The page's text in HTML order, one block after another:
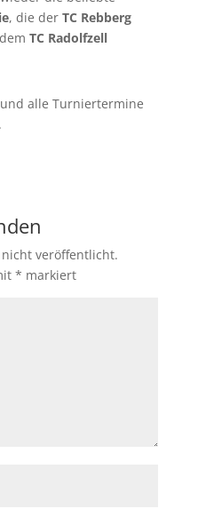
, die der TC Rebberg
TC Radolfzell
alle Turniertermine
veröffentlicht.
* markiert